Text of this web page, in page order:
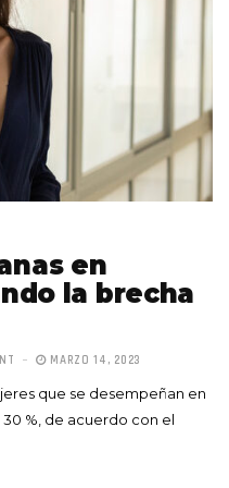
en
la brecha
MARZO 14, 2023
que se desempeñan en
%, de acuerdo con el